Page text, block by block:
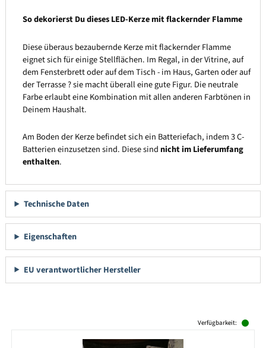
So dekorierst Du dieses LED-Kerze mit flackernder Flamme
Diese überaus bezaubernde Kerze mit flackernder Flamme
eignet sich für einige Stellflächen. Im Regal, in der Vitrine, auf
dem Fensterbrett oder auf dem Tisch - im Haus, Garten oder auf
der Terrasse ? sie macht überall eine gute Figur. Die neutrale
Farbe erlaubt eine Kombination mit allen anderen Farbtönen in
Deinem Haushalt.
Am Boden der Kerze befindet sich ein Batteriefach, indem 3 C-
Batterien einzusetzen sind. Diese sind nicht im Lieferumfang
enthalten.
Technische Daten
Eigenschaften
EU verantwortlicher Hersteller
Verfügbarkeit: